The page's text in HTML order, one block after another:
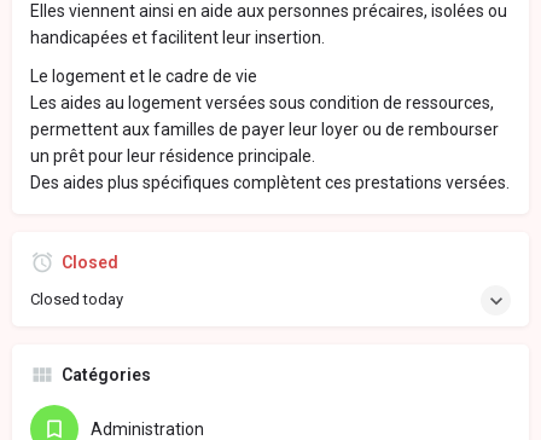
Elles viennent ainsi en aide aux personnes précaires, isolées ou
handicapées et facilitent leur insertion.
Le logement et le cadre de vie
Les aides au logement versées sous condition de ressources,
permettent aux familles de payer leur loyer ou de rembourser
un prêt pour leur résidence principale.
Des aides plus spécifiques complètent ces prestations versées.
Closed
Closed today
Catégories
Administration